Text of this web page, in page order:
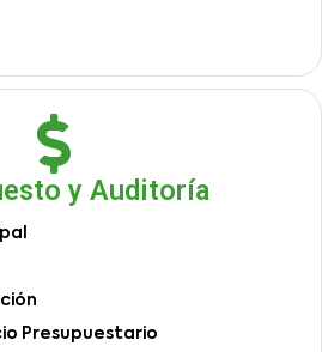
y Auditoría
Presupuestario